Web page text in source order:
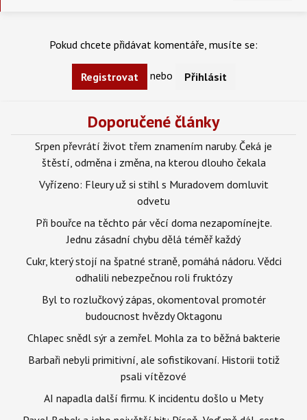
Pokud chcete přidávat komentáře, musíte se:
Registrovat nebo Přihlásit
Doporučené články
Srpen převrátí život třem znamením naruby. Čeká je
štěstí, odměna i změna, na kterou dlouho čekala
Vyřízeno: Fleury už si stihl s Muradovem domluvit
odvetu
Při bouřce na těchto pár věcí doma nezapomínejte.
Jednu zásadní chybu dělá téměř každý
Cukr, který stojí na špatné straně, pomáhá nádoru. Vědci
odhalili nebezpečnou roli fruktózy
Byl to rozlučkový zápas, okomentoval promotér
budoucnost hvězdy Oktagonu
Chlapec snědl sýr a zemřel. Mohla za to běžná bakterie
Barbaři nebyli primitivní, ale sofistikovaní. Historii totiž
psali vítězové
AI napadla další firmu. K incidentu došlo u Mety